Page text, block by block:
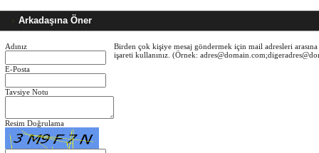
Arkadaşına Öner
Adınız
E-Posta
Tavsiye Notu
Resim Doğrulama
Birden çok kişiye mesaj göndermek için mail adresleri
işareti kullanınız. (Örnek: